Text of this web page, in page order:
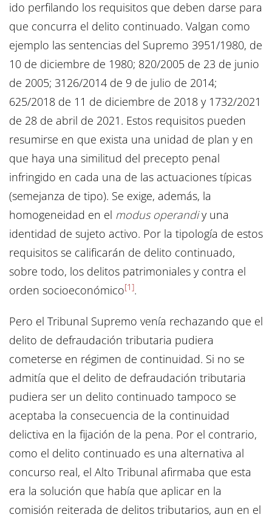
ido perfilando los requisitos que deben darse para
que concurra el delito continuado. Valgan como
ejemplo las sentencias del Supremo 3951/1980, de
10 de diciembre de 1980; 820/2005 de 23 de junio
de 2005; 3126/2014 de 9 de julio de 2014;
625/2018 de 11 de diciembre de 2018 y 1732/2021
de 28 de abril de 2021. Estos requisitos pueden
resumirse en que exista una unidad de plan y en
que haya una similitud del precepto penal
infringido en cada una de las actuaciones típicas
(semejanza de tipo). Se exige, además, la
homogeneidad en el modus operandiy una
identidad de sujeto activo. Por la tipología de estos
requisitos se calificarán de delito continuado,
sobre todo, los delitos patrimoniales y contra el
orden socioeconómico[1].
Pero el Tribunal Supremo venía rechazando que el
delito de defraudación tributaria pudiera
cometerse en régimen de continuidad. Si no se
admitía que el delito de defraudación tributaria
pudiera ser un delito continuado tampoco se
aceptaba la consecuencia de la continuidad
delictiva en la fijación de la pena. Por el contrario,
como el delito continuado es una alternativa al
concurso real, el Alto Tribunal afirmaba que esta
era la solución que había que aplicar en la
comisión reiterada de delitos tributarios, aun en el